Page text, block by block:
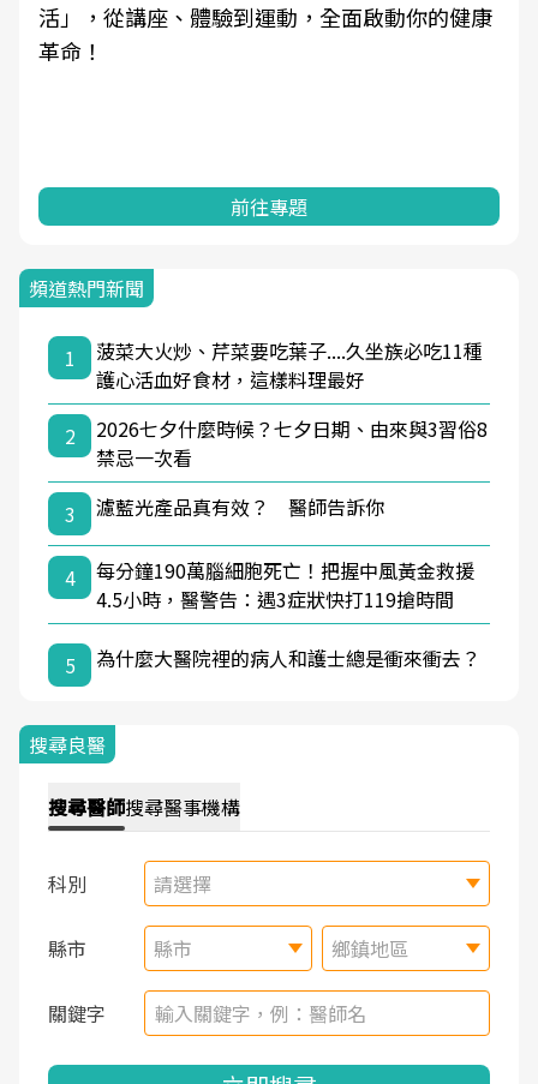
活」，從講座、體驗到運動，全面啟動你的健康
革命！
前往專題
頻道熱門新聞
1
菠菜大火炒、芹菜要吃葉子....久坐族必吃11種
護心活血好食材，這樣料理最好
2
2026七夕什麼時候？七夕日期、由來與3習俗8
禁忌一次看
3
濾藍光產品真有效？ 醫師告訴你
4
每分鐘190萬腦細胞死亡！把握中風黃金救援
4.5小時，醫警告：遇3症狀快打119搶時間
5 為什麼大醫院裡的病人和護士總是衝來衝去？
搜尋良醫
搜尋醫師搜尋醫事機構
科別 請選擇
縣市 縣市 鄉鎮地區
關鍵字